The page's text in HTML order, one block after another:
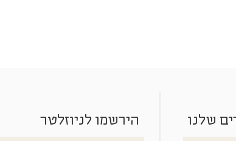
הירשמו לניוזלטר שלנו